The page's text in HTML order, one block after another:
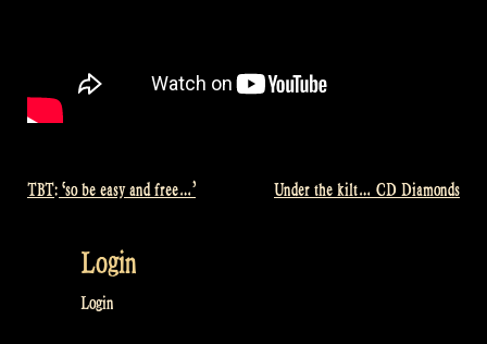
Bericht
navigatie
TBT: ‘so be easy and free…’ Under the kilt… CD Diamonds
Login
Login